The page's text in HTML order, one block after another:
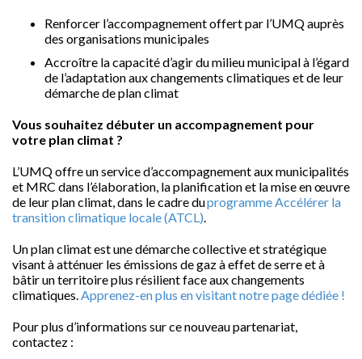
Renforcer l’accompagnement offert par l’UMQ auprès
des organisations municipales
Accroître la capacité d’agir du milieu municipal à l’égard
de l’adaptation aux changements climatiques et de leur
démarche de plan climat
Vous souhaitez débuter un accompagnement pour
votre plan climat ?
L’UMQ offre un service d’accompagnement aux municipalités
et MRC dans l’élaboration, la planification et la mise en œuvre
de leur plan climat, dans le cadre duprogramme Accélérer la
transition climatique locale (ATCL).
Un plan climat est une démarche collective et stratégique
visant à atténuer les émissions de gaz à effet de serre et à
bâtir un territoire plus résilient face aux changements
climatiques.Apprenez-en plus en visitant notre page dédiée !
Pour plus d’informations sur ce nouveau partenariat,
contactez :